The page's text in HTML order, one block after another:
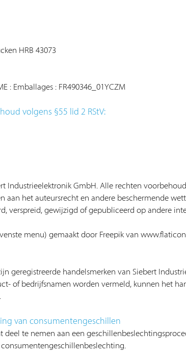
HRB 43073
: Emballages : FR490346_01YCZM
volgens §55 lid 2 RStV:
Industrieelektronik GmbH. Alle rechten
aan het auteursrecht en andere beschermende
verspreid, gewijzigd of gepubliceerd op andere
menu) gemaakt door Freepik van
geregistreerde handelsmerken van Siebert
of bedrijfsnamen worden vermeld, kunnen het
van consumentengeschillen
te nemen aan een